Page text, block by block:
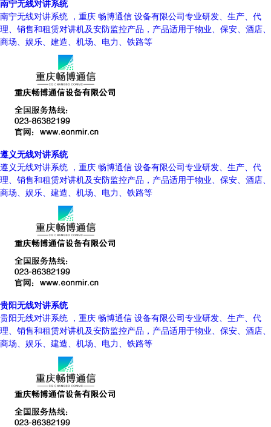
南宁无线对讲系统
南宁无线对讲系统 ，重庆 畅博通信 设备有限公司专业研发、生产、代
理、销售和租赁对讲机及安防监控产品，产品适用于物业、保安、酒店、
商场、娱乐、建造、机场、电力、铁路等
遵义无线对讲系统
遵义无线对讲系统 ，重庆 畅博通信 设备有限公司专业研发、生产、代
理、销售和租赁对讲机及安防监控产品，产品适用于物业、保安、酒店、
商场、娱乐、建造、机场、电力、铁路等
贵阳无线对讲系统
贵阳无线对讲系统 ，重庆 畅博通信 设备有限公司专业研发、生产、代
理、销售和租赁对讲机及安防监控产品，产品适用于物业、保安、酒店、
商场、娱乐、建造、机场、电力、铁路等